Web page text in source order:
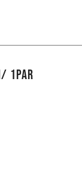
1PAR